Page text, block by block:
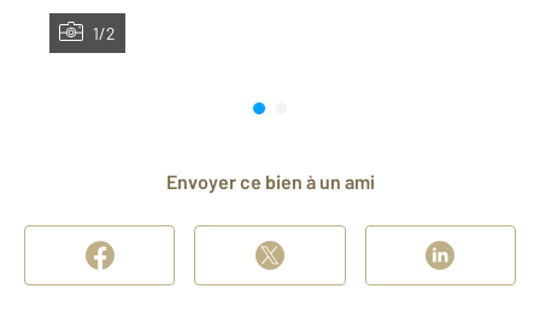
1/2
Envoyer ce bien à un ami